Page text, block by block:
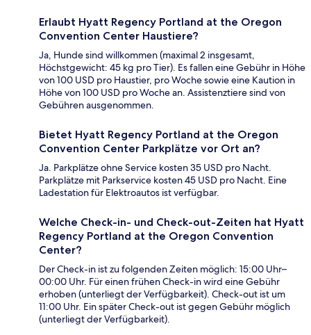
Erlaubt Hyatt Regency Portland at the Oregon
Convention Center Haustiere?
Ja, Hunde sind willkommen (maximal 2 insgesamt,
Höchstgewicht: 45 kg pro Tier). Es fallen eine Gebühr in Höhe
von 100 USD pro Haustier, pro Woche sowie eine Kaution in
Höhe von 100 USD pro Woche an. Assistenztiere sind von
Gebühren ausgenommen.
Bietet Hyatt Regency Portland at the Oregon
Convention Center Parkplätze vor Ort an?
Ja. Parkplätze ohne Service kosten 35 USD pro Nacht.
Parkplätze mit Parkservice kosten 45 USD pro Nacht. Eine
Ladestation für Elektroautos ist verfügbar.
Welche Check-in- und Check-out-Zeiten hat Hyatt
Regency Portland at the Oregon Convention
Center?
Der Check-in ist zu folgenden Zeiten möglich: 15:00 Uhr–
00:00 Uhr. Für einen frühen Check-in wird eine Gebühr
erhoben (unterliegt der Verfügbarkeit). Check-out ist um
11:00 Uhr. Ein später Check-out ist gegen Gebühr möglich
(unterliegt der Verfügbarkeit).